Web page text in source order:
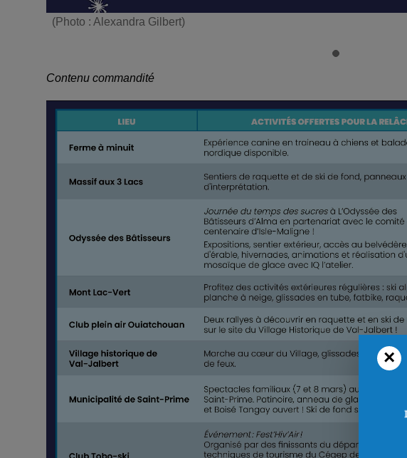
(Photo : Alexandra Gilbert)
Contenu commandité
×